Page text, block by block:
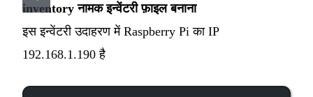
inventory नामक इन्वेंटरी फ़ाइल बनाना
इस इन्वेंटरी उदाहरण में Raspberry Pi का IP
192.168.1.190 है